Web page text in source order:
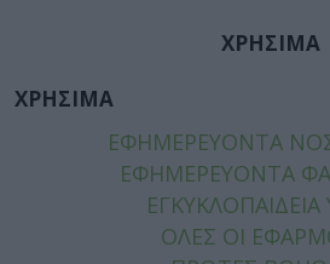
ΧΡΗΣΙΜΑ
ΧΡΗΣΙΜΑ
ΕΦΗΜΕΡΕΥΟΝΤΑ
ΕΦΗΜΕΡΕΥΟΝΤΑ
ΕΓΚΥΚΛΟΠΑΙΔΕΙΑ
ΟΛΕΣ ΟΙ